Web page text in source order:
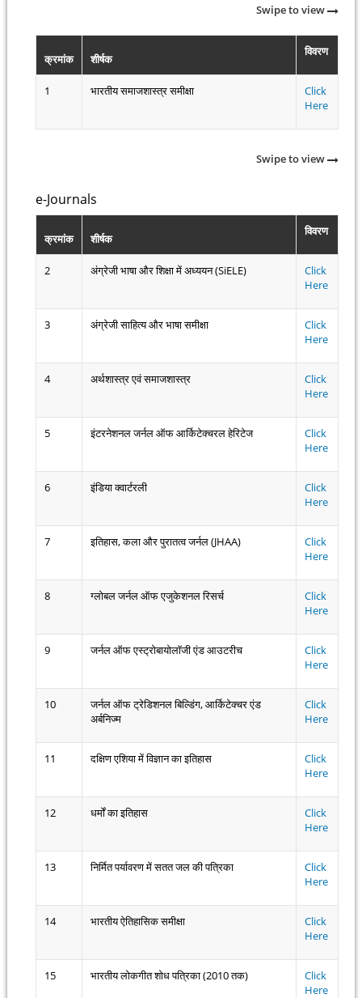
Swipe to view
क्रमांक शीर्षक
विवरण
1 भारतीय समाजशास्त्र समीक्षा
Click
Here
Swipe to view
e-Journals
क्रमांक शीर्षक
विवरण
2 अंग्रेजी भाषा और शिक्षा में अध्ययन (SiELE)
Click
Here
3 अंग्रेजी साहित्य और भाषा समीक्षा
Click
Here
4 अर्थशास्त्र एवं समाजशास्त्र
Click
Here
5 इंटरनेशनल जर्नल ऑफ आर्किटेक्चरल हेरिटेज
Click
Here
6 इंडिया क्वार्टरली
Click
Here
7 इतिहास, कला और पुरातत्व जर्नल (JHAA)
Click
Here
8 ग्लोबल जर्नल ऑफ एजुकेशनल रिसर्च
Click
Here
9 जर्नल ऑफ एस्ट्रोबायोलॉजी एंड आउटरीच
Click
Here
10
जर्नल ऑफ ट्रेडिशनल बिल्डिंग, आर्किटेक्चर एंड
अर्बनिज्म
Click
Here
11 दक्षिण एशिया में विज्ञान का इतिहास
Click
Here
12 धर्मों का इतिहास
Click
Here
13 निर्मित पर्यावरण में सतत जल की पत्रिका
Click
Here
14 भारतीय ऐतिहासिक समीक्षा
Click
Here
15 भारतीय लोकगीत शोध पत्रिका (2010 तक)
Click
Here